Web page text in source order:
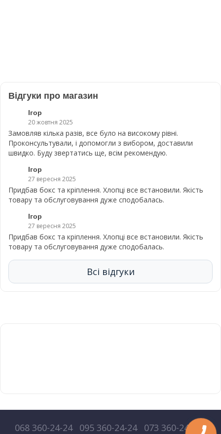
Відгуки про магазин
Ігор
20 жовтня 2025
Замовляв кілька разів, все було на високому рівні.
Проконсультували, і допомогли з вибором, доставили
швидко. Буду звертатись ще, всім рекомендую.
Ігор
27 вересня 2025
Придбав бокс та кріплення. Хлопці все встановили. Якість
товару та обслуговування дуже сподобалась.
Ігор
27 вересня 2025
Придбав бокс та кріплення. Хлопці все встановили. Якість
товару та обслуговування дуже сподобалась.
Всі відгуки
068 360-24-24 095 360-24-24 073 360-24-24